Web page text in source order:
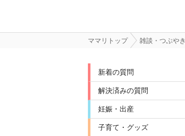
ママリトップ 雑談・つぶやき
新着の質問
解決済みの質問
妊娠・出産
子育て・グッズ